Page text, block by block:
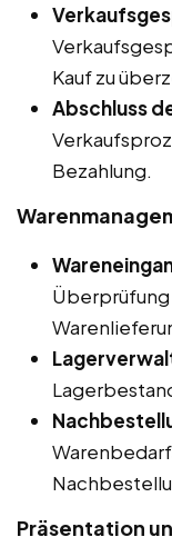
Kauf zu
Abschluss
Bezahlung.
Überprüfung
Präsentation